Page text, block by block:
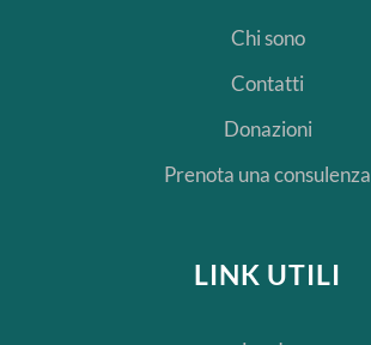
Chi sono
Contatti
Donazioni
Prenota una consulenza
LINK UTILI